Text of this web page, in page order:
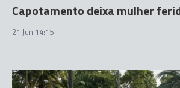
Capotamento deixa mulher
21 Jun 14:15